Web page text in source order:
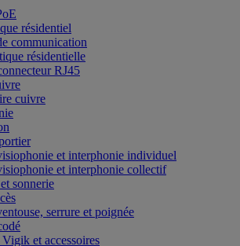
résidentiel
communication
résidentielle
RJ45
cuivre
et interphonie individuel
et interphonie collectif
sonnerie
serrure et poignée
et accessoires